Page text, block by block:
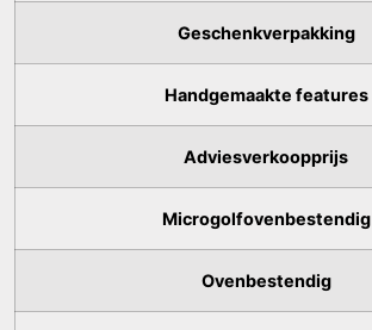
Geschenkverpakking
Handgemaakte features
Adviesverkoopprijs
Microgolfovenbestendig
Ovenbestendig